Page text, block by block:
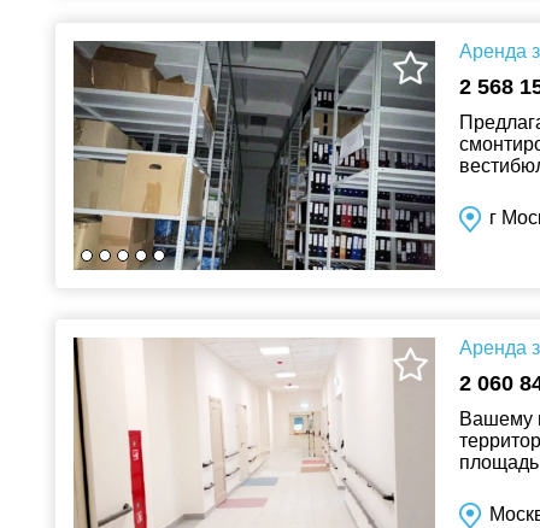
Аренда
2 568
г
Аренда
2 060
Вашему
площадь